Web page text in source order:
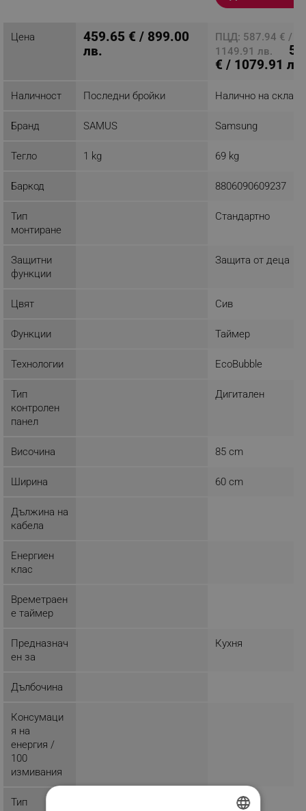
Цена
459.65 € / 899.00
лв.
ПЦД: 587.94 € /
1149.91 лв.
€ / 1079.91 лв.
Наличност Последни бройки Налично на склад
Бранд SAMUS Samsung
Тегло 1 kg 69 kg
Баркод 8806090609237
Тип
монтиране
Стандартно
Защитни
функции
Защита от деца
Цвят Сив
Функции Таймер
Технологии EcoBubble
Тип
контролен
панел
Дигитален
Височина 85 cm
Ширина 60 cm
Дължина на
кабела
Енергиен
клас
Времетраен
е таймер
Предназнач
ен за
Кухня
Дълбочина
Консумаци
я на
енергия /
100
измивания
Тип
Предно